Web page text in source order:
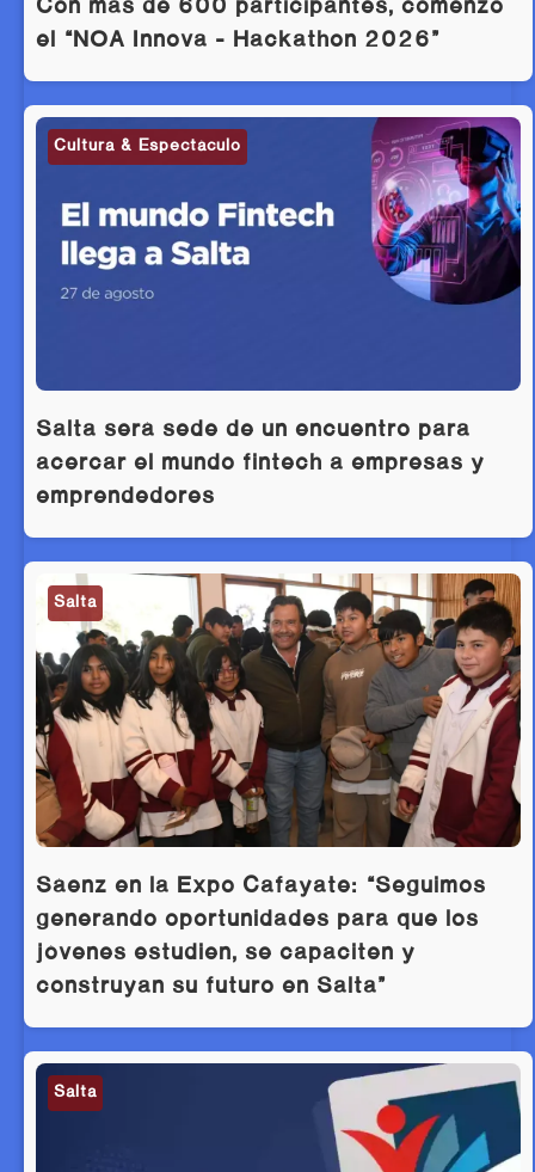
Con más de 600 participantes, comenzó
el “NOA Innova – Hackathon 2026”
Cultura & Espectáculo
Salta será sede de un encuentro para
acercar el mundo fintech a empresas y
emprendedores
Salta
Sáenz en la Expo Cafayate: “Seguimos
generando oportunidades para que los
jóvenes estudien, se capaciten y
construyan su futuro en Salta”
Salta